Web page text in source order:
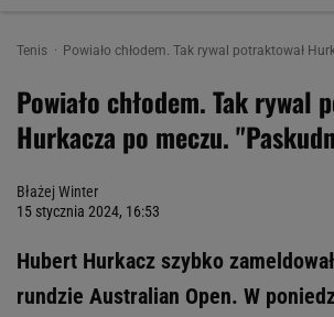
Tenis Powiało chłodem. Tak rywal potraktował
Powiało chłodem. Tak rywal
Hurkacza po meczu.
Błażej Winter
15 stycznia 2024, 16:53
Hubert Hurkacz szybko
rundzie Australian Open. W